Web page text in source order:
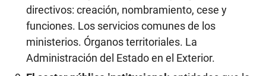
directivos: creación, nombramiento, cese y
funciones. Los servicios comunes de los
ministerios. Órganos territoriales. La
Administración del Estado en el Exterior.